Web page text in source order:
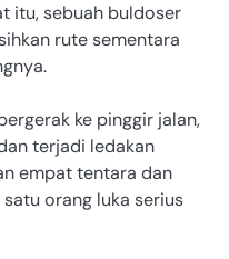
itu, sebuah buldoser
rute sementara
ke pinggir jalan,
terjadi ledakan
empat tentara dan
orang luka serius